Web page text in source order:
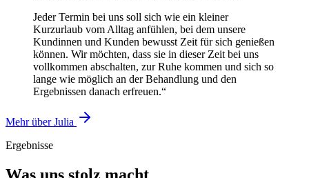
Jeder Termin bei uns soll sich wie ein kleiner
Kurzurlaub vom Alltag anfühlen, bei dem unsere
Kundinnen und Kunden bewusst Zeit für sich genießen
können. Wir möchten, dass sie in dieser Zeit bei uns
vollkommen abschalten, zur Ruhe kommen und sich so
lange wie möglich an der Behandlung und den
Ergebnissen danach erfreuen.“
Mehr über Julia
Ergebnisse
Was uns stolz macht